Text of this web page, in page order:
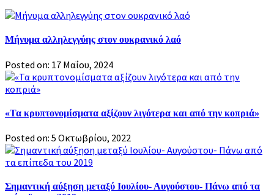
Μήνυμα αλληλεγγύης στον ουκρανικό λαό
Posted on: 17 Μαΐου, 2024
«Τα κρυπτονομίσματα αξίζουν λιγότερα και από την κοπριά»
Posted on: 5 Οκτωβρίου, 2022
Σημαντική αύξηση μεταξύ Ιουλίου- Αυγούστου- Πάνω από τα